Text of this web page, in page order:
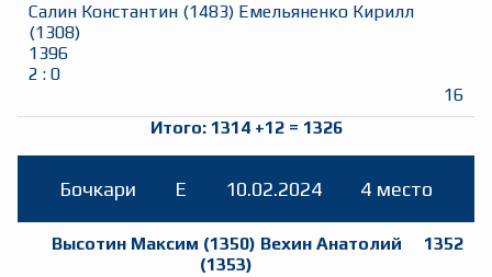
Салин Константин (1483) Емельяненко Кирилл
(1308)
1396
2 : 0
16
Итого: 1314 +12= 1326
Бочкари E 10.02.2024 4 место
Высотин Максим (1350) Вехин Анатолий
(1353)
1352